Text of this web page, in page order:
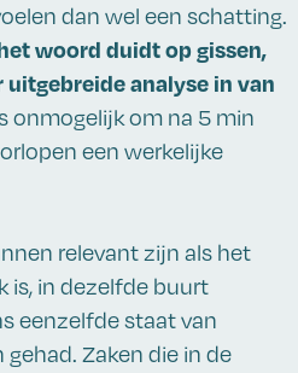
dan wel een schatting.
woord duidt op gissen,
analyse in van
onmogelijk om na 5 min
een werkelijke
relevant zijn als het
is, in dezelfde buurt
eenzelfde staat van
Zaken die in de